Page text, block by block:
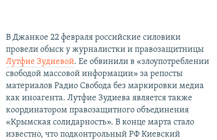
В Джанкое 22 февраля российские силовики
провели обыск у журналистки и правозащитницы
Лутфие Зудиевой. Ее обвинили в «злоупотреблении
свободой массовой информации» за репосты
материалов Радио Свобода без маркировки медиа
как иноагента. Лутфие Зудиева является также
координатором правозащитного объединения
«Крымская солидарность». В конце марта стало
известно, что подконтрольный РФ Киевский